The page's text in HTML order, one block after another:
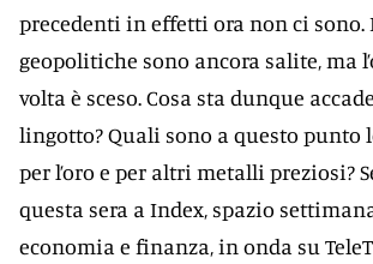
precedenti in effetti ora non ci sono.
geopolitiche sono ancora salite, ma
volta è sceso. Cosa sta dunque
lingotto? Quali sono a questo punto
per l’oro e per altri metalli preziosi?
questa sera a Index, spazio
economia e finanza, in onda su